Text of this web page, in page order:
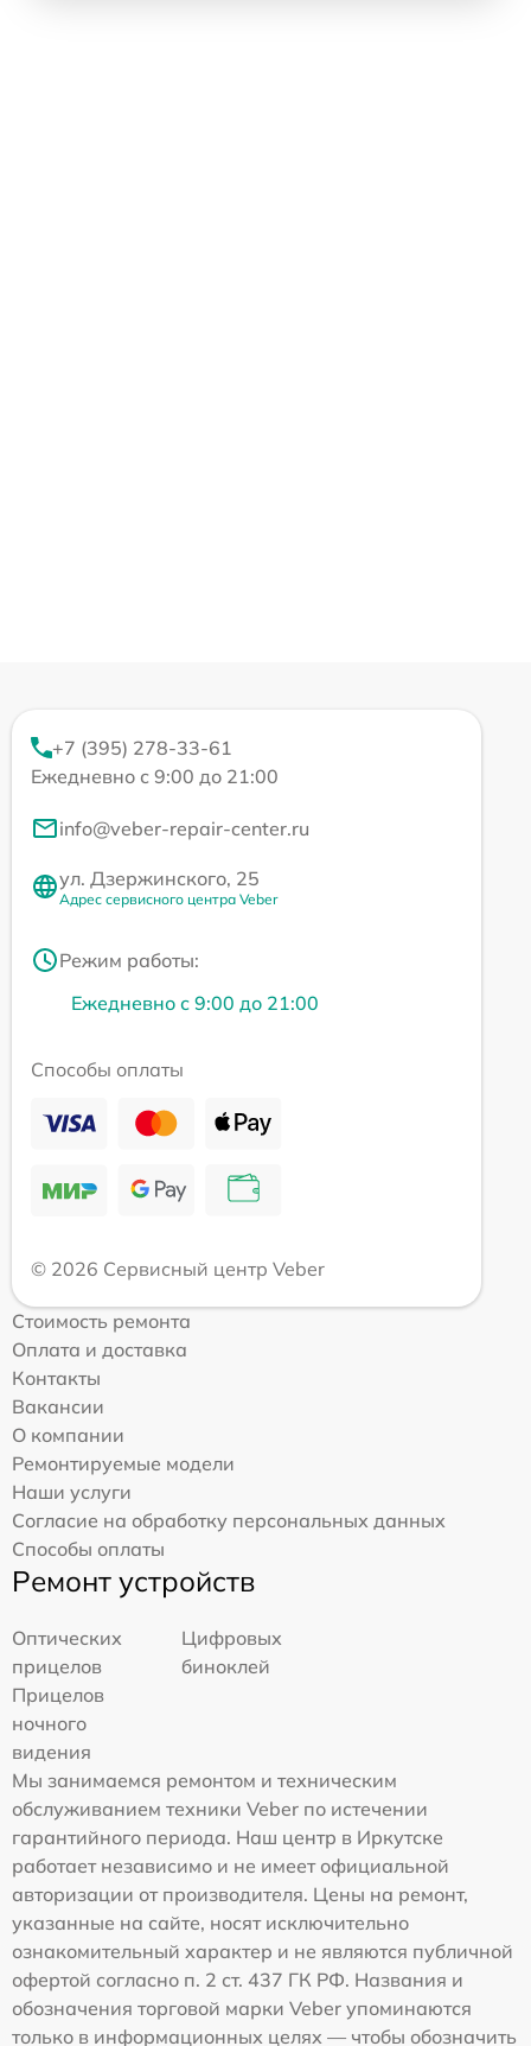
+7 (395) 278-33-61
Ежедневно с 9:00 до 21:00
info@veber-repair-center.ru
ул. Дзержинского, 25
Адрес сервисного центра Veber
Режим работы:
Ежедневно с 9:00 до 21:00
Способы оплаты
© 2026 Сервисный центр Veber
Стоимость ремонта
Оплата и доставка
Контакты
Вакансии
О компании
Ремонтируемые модели
Наши услуги
Согласие на обработку персональных данных
Способы оплаты
Ремонт устройств
Оптических
прицелов
Цифровых
биноклей
Прицелов
ночного
видения
Мы занимаемся ремонтом и техническим
обслуживанием техники Veber по истечении
гарантийного периода. Наш центр в Иркутске
работает независимо и не имеет официальной
авторизации от производителя. Цены на ремонт,
указанные на сайте, носят исключительно
ознакомительный характер и не являются публичной
офертой согласно п. 2 ст. 437 ГК РФ. Названия и
обозначения торговой марки Veber упоминаются
только в информационных целях — чтобы обозначить